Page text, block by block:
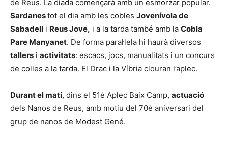
de Reus. La diada començarà amb un esmorzar popular.
Sardanestot el dia amb les cobles Jovenívola de
Sabadell i Reus Jove, i a la tarda també amb la Cobla
Pare Manyanet. De forma paral·lela hi haurà diversos
tallers i activitats: escacs, jocs, manualitats i un concurs
de colles a la tarda. El Drac i la Víbria clouran l’aplec.
Durant el matí, dins el 51è Aplec Baix Camp, actuació
dels Nanos de Reus, amb motiu del 70è aniversari del
grup de nanos de Modest Gené.